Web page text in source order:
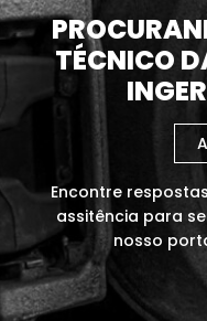
TÉCNICO
Encontre
assitência para
nosso